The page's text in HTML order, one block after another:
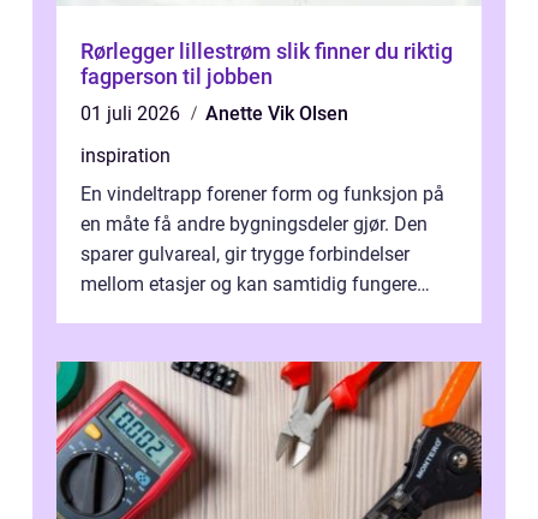
Rørlegger lillestrøm slik finner du riktig
fagperson til jobben
01 juli 2026
Anette Vik Olsen
inspiration
En vindeltrapp forener form og funksjon på
en måte få andre bygningsdeler gjør. Den
sparer gulvareal, gir trygge forbindelser
mellom etasjer og kan samtidig fungere